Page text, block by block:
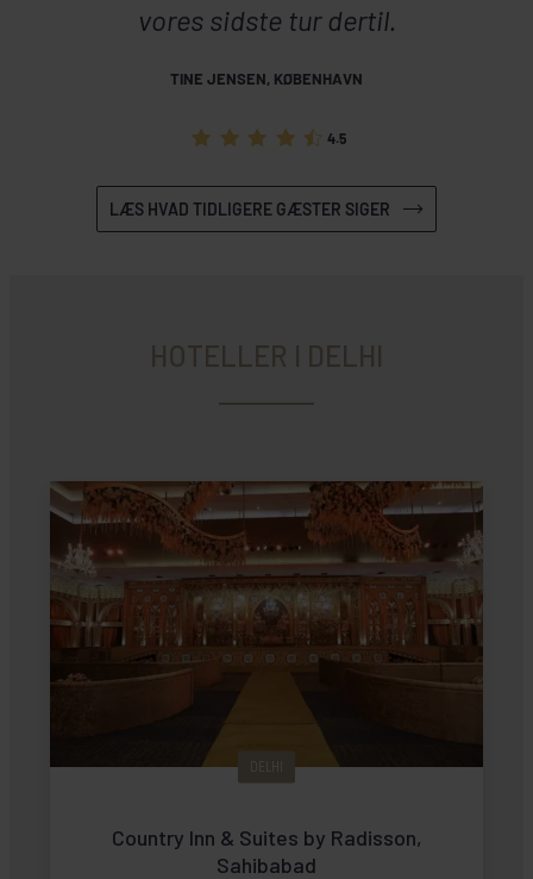
vores sidste tur dertil.
TINE JENSEN, KØBENHAVN
4.5
LÆS HVAD TIDLIGERE GÆSTER SIGER
HOTELLER I DELHI
DELHI
Country Inn & Suites by Radisson,
Sahibabad